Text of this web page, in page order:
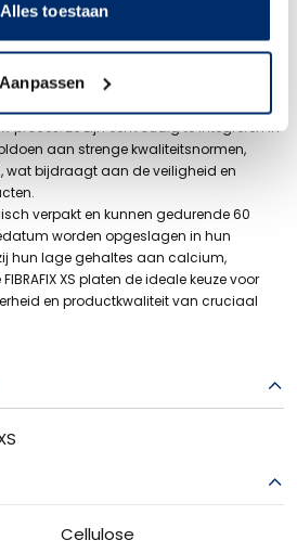
Alles toestaan
Aanpassen
Cellulose
en gebleekte cellulose en
bieden deze platen een optimale
van 0.2 µm tot 9 µm, zijn de FIBRAFIX XS
proces. Ze zijn eenvoudig te integreren in
aan strenge kwaliteitsnormen,
wat bijdraagt aan de veiligheid en
verpakt en kunnen gedurende 60
worden opgeslagen in hun
hun lage gehaltes aan calcium,
XS platen de ideale keuze voor
en productkwaliteit van cruciaal